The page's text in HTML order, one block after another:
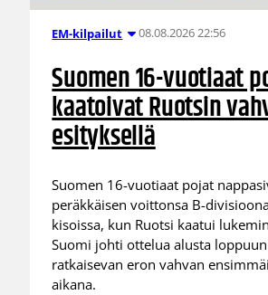
EM-kilpailut 08.08.2026 22:56
Suomen 16-vuotiaat
kaatoivat Ruotsin
esityksellä
Suomen 16-vuotiaat pojat
peräkkäisen voittonsa B-
kisoissa, kun Ruotsi kaatui
Suomi johti ottelua alusta
ratkaisevan eron vahvan
aikana.